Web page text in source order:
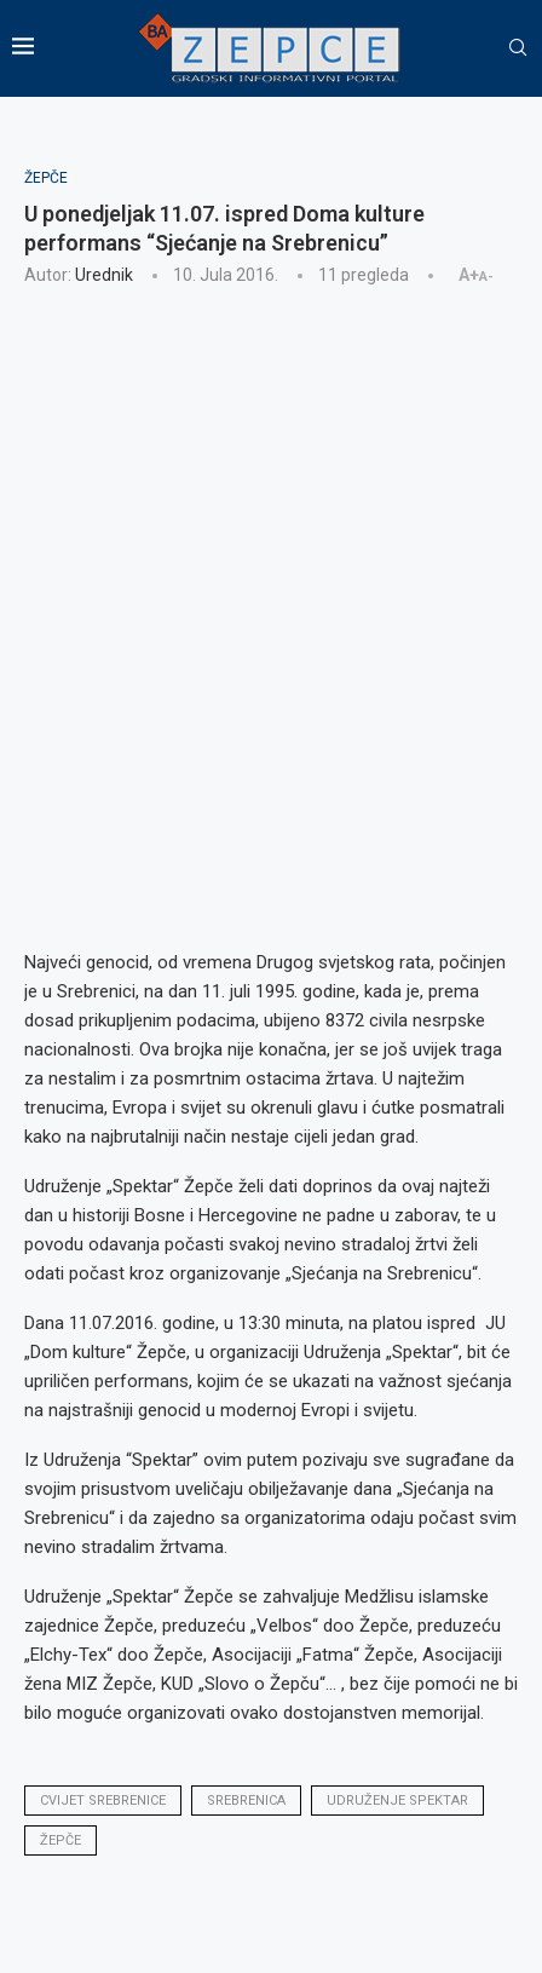
ŽEPČE
U ponedjeljak 11.07. ispred Doma kulture
performans “Sjećanje na Srebrenicu”
Autor: Urednik 10. Jula 2016. 11 pregleda A+A-
Najveći genocid, od vremena Drugog svjetskog rata, počinjen
je u Srebrenici, na dan 11. juli 1995. godine, kada je, prema
dosad prikupljenim podacima, ubijeno 8372 civila nesrpske
nacionalnosti. Ova brojka nije konačna, jer se još uvijek traga
za nestalim i za posmrtnim ostacima žrtava. U najtežim
trenucima, Evropa i svijet su okrenuli glavu i ćutke posmatrali
kako na najbrutalniji način nestaje cijeli jedan grad.
Udruženje „Spektar“ Žepče želi dati doprinos da ovaj najteži
dan u historiji Bosne i Hercegovine ne padne u zaborav, te u
povodu odavanja počasti svakoj nevino stradaloj žrtvi želi
odati počast kroz organizovanje „Sjećanja na Srebrenicu“.
Dana 11.07.2016. godine, u 13:30 minuta, na platou ispred JU
„Dom kulture“ Žepče, u organizaciji Udruženja „Spektar“, bit će
upriličen performans, kojim će se ukazati na važnost sjećanja
na najstrašniji genocid u modernoj Evropi i svijetu.
Iz Udruženja “Spektar” ovim putem pozivaju sve sugrađane da
svojim prisustvom uveličaju obilježavanje dana „Sjećanja na
Srebrenicu“ i da zajedno sa organizatorima odaju počast svim
nevino stradalim žrtvama.
Udruženje „Spektar“ Žepče se zahvaljuje Medžlisu islamske
zajednice Žepče, preduzeću „Velbos“ doo Žepče, preduzeću
„Elchy-Tex“ doo Žepče, Asocijaciji „Fatma“ Žepče, Asocijaciji
žena MIZ Žepče, KUD „Slovo o Žepču“… , bez čije pomoći ne bi
bilo moguće organizovati ovako dostojanstven memorijal.
CVIJET SREBRENICE SREBRENICA UDRUŽENJE SPEKTAR
ŽEPČE